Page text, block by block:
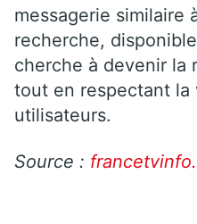
messagerie similaire
recherche,
cherche à devenir la
tout en respectant la
utilisateurs.
Source :